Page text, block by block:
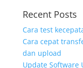
Recent Posts
Cara test
Cara cepat
dan upload
Update Software